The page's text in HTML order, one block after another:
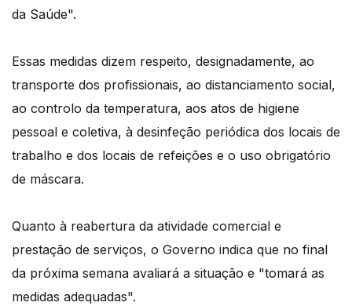
da Saúde".
Essas medidas dizem respeito, designadamente, ao
transporte dos profissionais, ao distanciamento social,
ao controlo da temperatura, aos atos de higiene
pessoal e coletiva, à desinfeção periódica dos locais de
trabalho e dos locais de refeições e o uso obrigatório
de máscara.
Quanto à reabertura da atividade comercial e
prestação de serviços, o Governo indica que no final
da próxima semana avaliará a situação e "tomará as
medidas adequadas".